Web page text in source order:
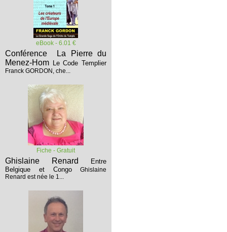
eBook - 6.01 €
Conférence La Pierre du
Menez-Hom Le Code Templier
Franck GORDON, che...
Fiche - Gratuit
Ghislaine Renard
Entre
Belgique et Congo
Ghislaine
Renard est née le 1...